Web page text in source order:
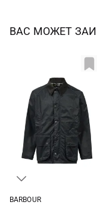
ВАС МОЖЕТ
BARBOUR